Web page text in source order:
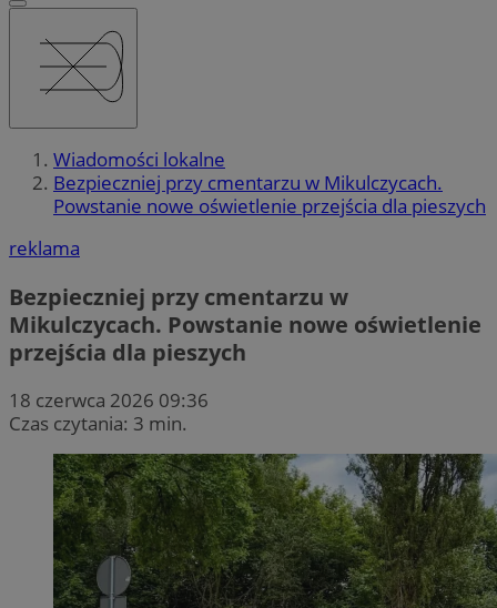
Wiadomości lokalne
Bezpieczniej przy cmentarzu w Mikulczycach.
Powstanie nowe oświetlenie przejścia dla pieszych
reklama
Bezpieczniej przy cmentarzu w
Mikulczycach. Powstanie nowe oświetlenie
przejścia dla pieszych
18 czerwca 2026 09:36
Czas czytania: 3 min.